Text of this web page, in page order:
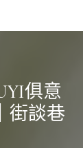
俱意
街談巷